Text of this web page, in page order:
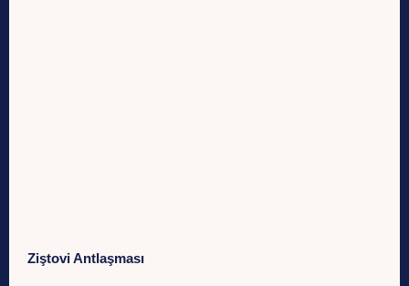
Ziştovi Antlaşması